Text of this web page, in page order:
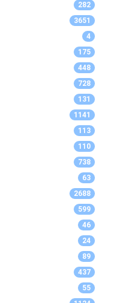
282
3651
4
175
448
728
131
1141
113
110
738
63
2688
599
46
24
89
437
55